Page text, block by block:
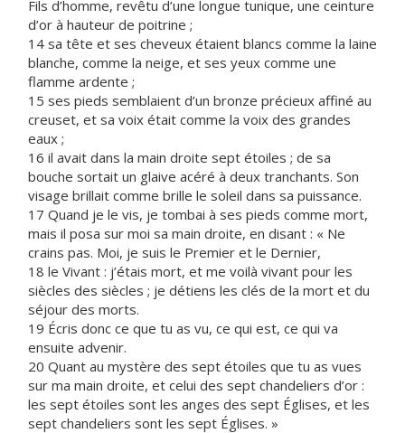
Fils d’homme, revêtu d’une longue tunique, une ceinture
d’or à hauteur de poitrine ;
14 sa tête et ses cheveux étaient blancs comme la laine
blanche, comme la neige, et ses yeux comme une
flamme ardente ;
15 ses pieds semblaient d’un bronze précieux affiné au
creuset, et sa voix était comme la voix des grandes
eaux ;
16 il avait dans la main droite sept étoiles ; de sa
bouche sortait un glaive acéré à deux tranchants. Son
visage brillait comme brille le soleil dans sa puissance.
17 Quand je le vis, je tombai à ses pieds comme mort,
mais il posa sur moi sa main droite, en disant : « Ne
crains pas. Moi, je suis le Premier et le Dernier,
18 le Vivant : j’étais mort, et me voilà vivant pour les
siècles des siècles ; je détiens les clés de la mort et du
séjour des morts.
19 Écris donc ce que tu as vu, ce qui est, ce qui va
ensuite advenir.
20 Quant au mystère des sept étoiles que tu as vues
sur ma main droite, et celui des sept chandeliers d’or :
les sept étoiles sont les anges des sept Églises, et les
sept chandeliers sont les sept Églises. »